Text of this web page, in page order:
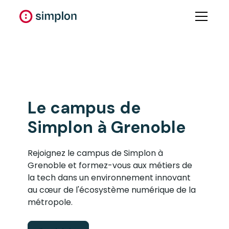
Le campus de
Simplon à Grenoble
Rejoignez le campus de Simplon à
Grenoble et formez-vous aux métiers de
la tech dans un environnement innovant
au cœur de l'écosystème numérique de la
métropole.